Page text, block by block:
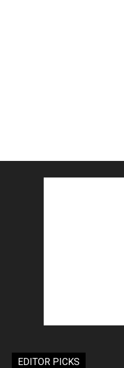
EDITOR PICKS